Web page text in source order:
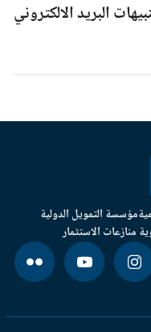
البريد الالكتروني
مؤسسة التمويل الدولية
الاستثمار